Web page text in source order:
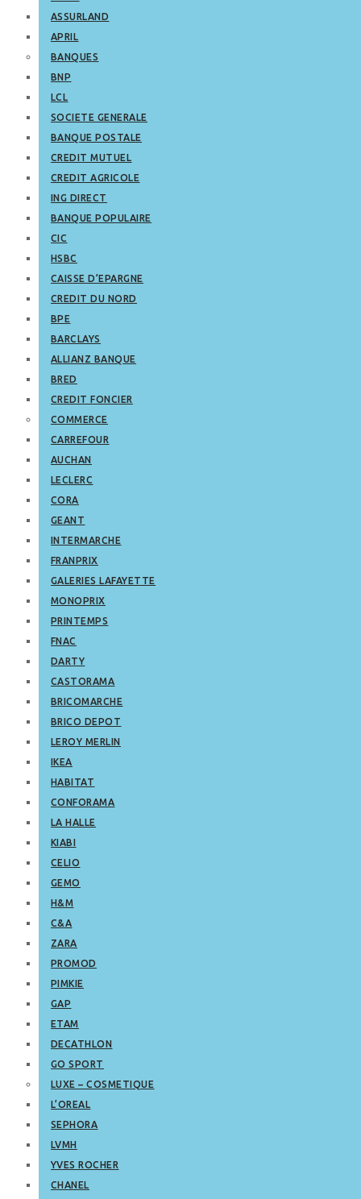
ASSURLAND
APRIL
BANQUES
BNP
LCL
SOCIETE GENERALE
BANQUE POSTALE
CREDIT MUTUEL
CREDIT AGRICOLE
ING DIRECT
BANQUE POPULAIRE
CIC
HSBC
CAISSE D’EPARGNE
CREDIT DU NORD
BPE
BARCLAYS
ALLIANZ BANQUE
BRED
CREDIT FONCIER
COMMERCE
CARREFOUR
AUCHAN
LECLERC
CORA
GEANT
INTERMARCHE
FRANPRIX
GALERIES LAFAYETTE
MONOPRIX
PRINTEMPS
FNAC
DARTY
CASTORAMA
BRICOMARCHE
BRICO DEPOT
LEROY MERLIN
IKEA
HABITAT
CONFORAMA
LA HALLE
KIABI
CELIO
GEMO
H&M
C&A
ZARA
PROMOD
PIMKIE
GAP
ETAM
DECATHLON
GO SPORT
LUXE – COSMETIQUE
L’OREAL
SEPHORA
LVMH
YVES ROCHER
CHANEL